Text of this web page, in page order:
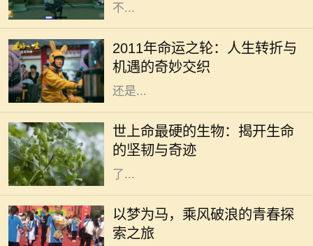
不...
2011年命运之轮：人生转折与
机遇的奇妙交织
2011年是一个充满变数和机遇的年
份。在这一年，许多人都经历了巨大
的变化，生活的轨迹可能因此而完全
不同。这一年，无论是从事业的发展
还是...
世上命最硬的生物：揭开生命
的坚韧与奇迹
在这个广袤无垠的地球上，生命的形
态千差万别，有些生物如繁星般绚丽
多彩，而有些则隐藏在隐秘的角落，
展现出惊人的生存能力。科学家们为
了...
以梦为马，乘风破浪的青春探
索之旅
生活是一场漫长的旅程，每个人都在
自己的旅途中追寻着梦想。无论是平
凡的日常，还是波澜壮阔的冒险，我
们都在用自己的方式诠释着梦想的意